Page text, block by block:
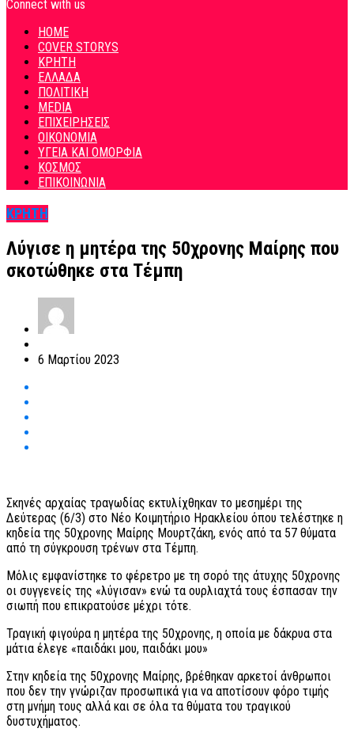
Connect with us
HOME
COVER STORYS
ΚΡΗΤΗ
ΕΛΛΑΔΑ
ΠΟΛΙΤΙΚΗ
MEDIA
ΕΠΙΧΕΙΡΗΣΕΙΣ
ΟΙΚΟΝΟΜΙΑ
ΥΓΕΙΑ ΚΑΙ ΟΜΟΡΦΙΑ
ΚΟΣΜΟΣ
ΕΠΙΚΟΙΝΩΝΙΑ
ΚΡΗΤΗ
Λύγισε η μητέρα της 50χρονης Μαίρης που
σκοτώθηκε στα Τέμπη
6 Μαρτίου 2023
Σκηνές αρχαίας τραγωδίας εκτυλίχθηκαν το μεσημέρι της
Δεύτερας (6/3) στο Νέο Κοιμητήριο Ηρακλείου όπου τελέστηκε η
κηδεία της 50χρονης Μαίρης Μουρτζάκη, ενός από τα 57 θύματα
από τη σύγκρουση τρένων στα Τέμπη.
Μόλις εμφανίστηκε το φέρετρο με τη σορό της άτυχης 50χρονης
οι συγγενείς της «λύγισαν» ενώ τα ουρλιαχτά τους έσπασαν την
σιωπή που επικρατούσε μέχρι τότε.
Τραγική φιγούρα η μητέρα της 50χρονης, η οποία με δάκρυα στα
μάτια έλεγε «παιδάκι μου, παιδάκι μου»
Στην κηδεία της 50χρονης Μαίρης, βρέθηκαν αρκετοί άνθρωποι
που δεν την γνώριζαν προσωπικά για να αποτίσουν φόρο τιμής
στη μνήμη τους αλλά και σε όλα τα θύματα του τραγικού
δυστυχήματος.